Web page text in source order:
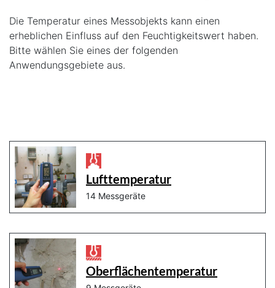
Die Temperatur eines Messobjekts kann einen
erheblichen Einfluss auf den Feuchtigkeitswert haben.
Bitte wählen Sie eines der folgenden
Anwendungsgebiete aus.
Lufttemperatur
14 Messgeräte
Oberflächentemperatur